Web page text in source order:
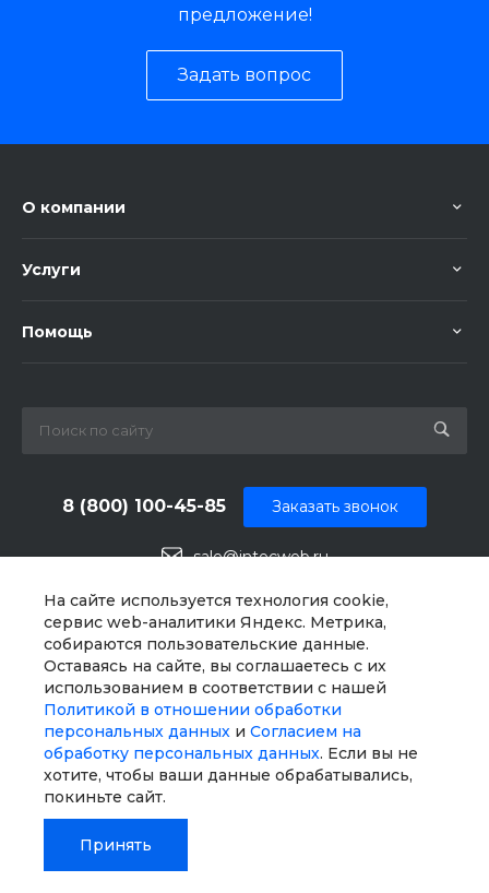
На сайте используется технология cookie,
сервис web-аналитики Яндекс. Метрика,
собираются пользовательские данные.
Оставаясь на сайте, вы соглашаетесь с их
использованием в соответствии с нашей
Политикой в отношении обработки
персональных данных и Согласием на
обработку персональных данных. Если вы не
хотите, чтобы ваши данные обрабатывались,
покиньте сайт.
Принять
предложение!
Задать вопрос
О компании
Услуги
Помощь
8 (800) 100-45-85
sale@intecweb.ru
Заказать звонок
г. Челябинск, ул.Свободы, д. 93, оф. 6
© 2026 Universe SITE, Все права защищены